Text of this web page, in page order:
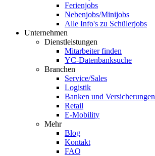
Ferienjobs
Nebenjobs/Minijobs
Alle Info's zu Schülerjobs
Unternehmen
Dienstleistungen
Mitarbeiter finden
YC-Datenbanksuche
Branchen
Service/Sales
Logistik
Banken und Versicherungen
Retail
E-Mobility
Mehr
Blog
Kontakt
FAQ